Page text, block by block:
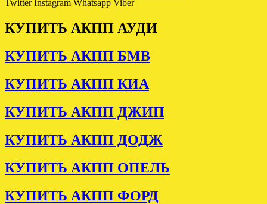
Twitter Instagram Whatsapp Viber
КУПИТЬ АКПП АУДИ
КУПИТЬ АКПП БМВ
КУПИТЬ АКПП КИА
КУПИТЬ АКПП ДЖИП
КУПИТЬ АКПП ДОДЖ
КУПИТЬ АКПП ОПЕЛЬ
КУПИТЬ АКПП ФОРД